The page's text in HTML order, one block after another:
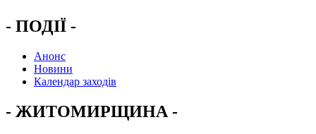
- ПОДІЇ -
Анонс
Новини
Календар заходів
- ЖИТОМИРЩИНА -